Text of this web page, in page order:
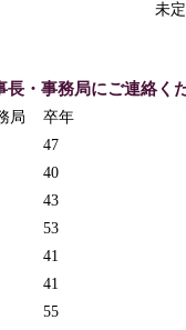
未定
・事務局にご連絡く
局
卒年
47
40
43
53
41
41
55